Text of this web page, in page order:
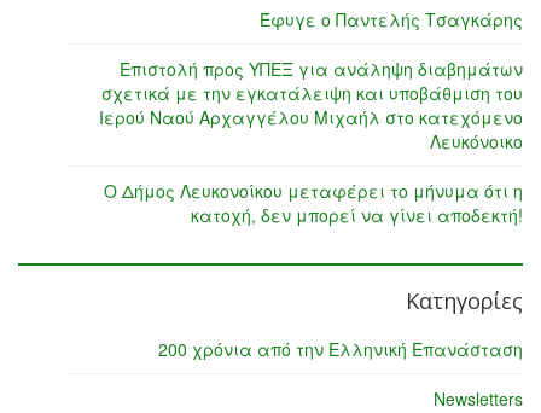
Έφυγε ο Παντελής Τσαγκάρης
Επιστολή προς ΥΠΕΞ για ανάληψη διαβημάτων
σχετικά με την εγκατάλειψη και υποβάθμιση του
Ιερού Ναού Αρχαγγέλου Μιχαήλ στο κατεχόμενο
Λευκόνοικο
Ο Δήμος Λευκονοίκου μεταφέρει το μήνυμα ότι η
κατοχή, δεν μπορεί να γίνει αποδεκτή!
Κατηγορίες
200 χρόνια από την Ελληνική Επανάσταση
Newsletters